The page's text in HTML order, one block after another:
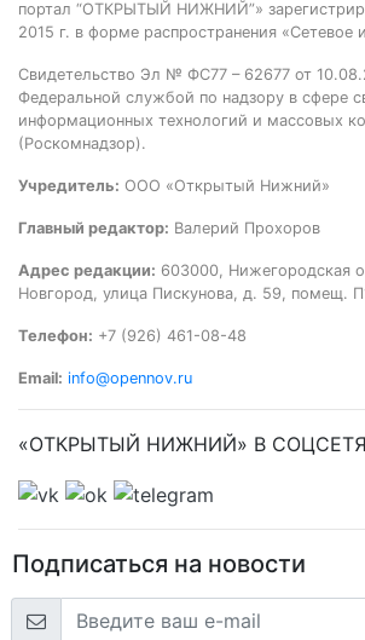
портал “ОТКРЫТЫЙ НИЖНИЙ”»
2015 г. в форме распространения «Сетевое
Свидетельство Эл № ФС77 – 62677 от
Федеральной службой по надзору в сфере
информационных технологий и массовых
(Роскомнадзор).
Учредитель: ООО «Открытый Нижний»
Главный редактор: Валерий Прохоров
Адрес редакции: 603000, Нижегородская
Новгород, улица Пискунова, д. 59, помещ.
Телефон: +7 (926) 461-08-48
Email: info@opennov.ru
«ОТКРЫТЫЙ НИЖНИЙ» В
Подписаться на новости